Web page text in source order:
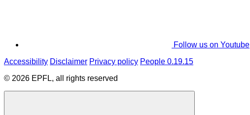
Follow us on Youtube
Accessibility Disclaimer Privacy policy People 0.19.15
© 2026 EPFL, all rights reserved